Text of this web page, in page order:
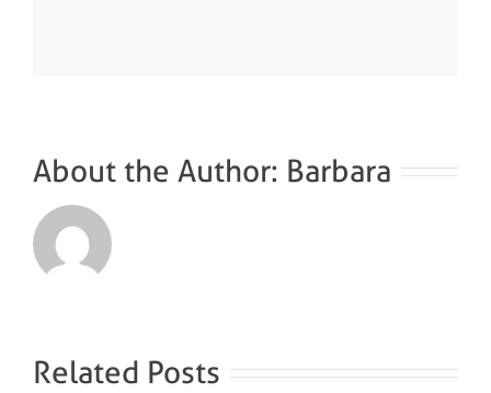
About the Author: Barbara
Related Posts